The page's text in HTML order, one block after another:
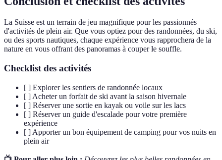
La Suisse est un terrain de jeu magnifique pour les passionnés
d'activités de plein air. Que vous optiez pour des randonnées, du ski,
ou des sports nautiques, chaque expérience vous rapprochera de la
nature en vous offrant des panoramas à couper le souffle.
Checklist des activités
[ ] Explorer les sentiers de randonnée locaux
[ ] Acheter un forfait de ski avant la saison hivernale
[ ] Réserver une sortie en kayak ou voile sur les lacs
[ ] Réserver un guide d'escalade pour votre première
expérience
[ ] Apporter un bon équipement de camping pour vos nuits en
plein air